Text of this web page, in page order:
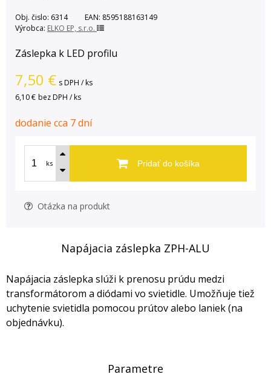
Obj. čislo: 6314 EAN: 8595188163149
Výrobca: ELKO EP, s.r.o.
Záslepka k LED profilu
7,50 € s DPH / ks
6,10 € bez DPH / ks
dodanie cca 7 dní
ks Pridať do košíka
Otázka na produkt
Napájacia záslepka ZPH-ALU
Napájacia záslepka slúži k prenosu prúdu medzi
transformátorom a diódami vo svietidle. Umožňuje tiež
uchytenie svietidla pomocou prútov alebo laniek (na
objednávku).
Parametre